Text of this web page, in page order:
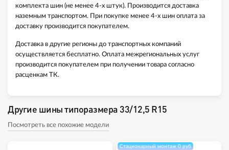
комплекта шин (не менее 4-х штук). Производится доставка
наземным транспортом. При покупке менее 4-х шин оплата за
доставку производится покупателем.
Доставка в другие регионы до транспортных компаний
осуществляется бесплатно. Оплата межрегиональных услуг
производится покупателем при получении товара согласно
расценкам ТК.
Другие шины типоразмера 33/12,5 R15
Посмотреть все похожие модели
Стационарный монтаж 0 руб